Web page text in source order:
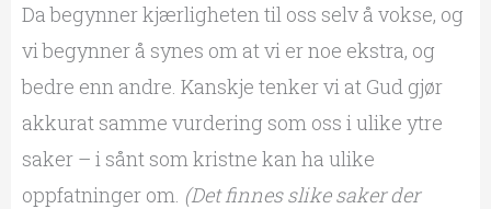
Da begynner kjærligheten til oss selv å vokse, og
vi begynner å synes om at vi er noe ekstra, og
bedre enn andre. Kanskje tenker vi at Gud gjør
akkurat samme vurdering som oss i ulike ytre
saker – i sånt som kristne kan ha ulike
oppfatninger om. (Det finnes slike saker der